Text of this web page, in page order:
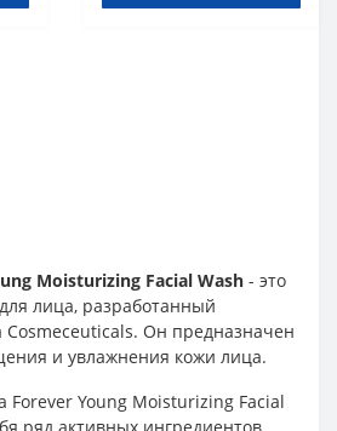
Moisturizing Facial Wash - это
лица, разработанный
Он предназначен
и увлажнения кожи лица.
Forever Young Moisturizing Facial